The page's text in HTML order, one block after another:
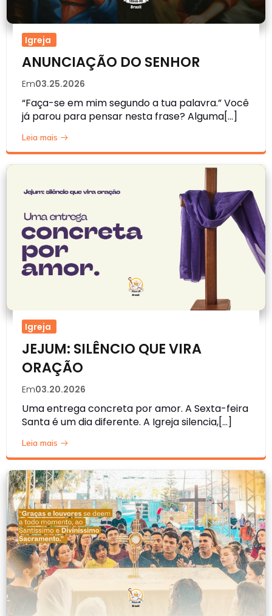
Igreja
ANUNCIAÇÃO DO SENHOR
Em03.25.2026
“Faça-se em mim segundo a tua palavra.” Você
já parou para pensar nesta frase? Alguma[…]
Leia mais
Igreja
JEJUM: SILÊNCIO QUE VIRA
ORAÇÃO
Em03.20.2026
Uma entrega concreta por amor. A Sexta-feira
Santa é um dia diferente. A Igreja silencia,[…]
Leia mais